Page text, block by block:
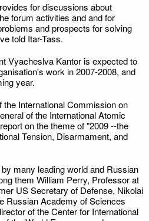
for discussions about
forum activities and and for
and prospects for solving
told Itar-Tass.
Vyacheslva Kantor is expected to
work in 2007-2008, and
year.
International Commission on
of the International Atomic
on the theme of "2009 --the
Tension, Disarmament, and
many leading world and Russian
them William Perry, Professor at
US Secretary of Defense, Nikolai
Russian Academy of Sciences
of the Center for International